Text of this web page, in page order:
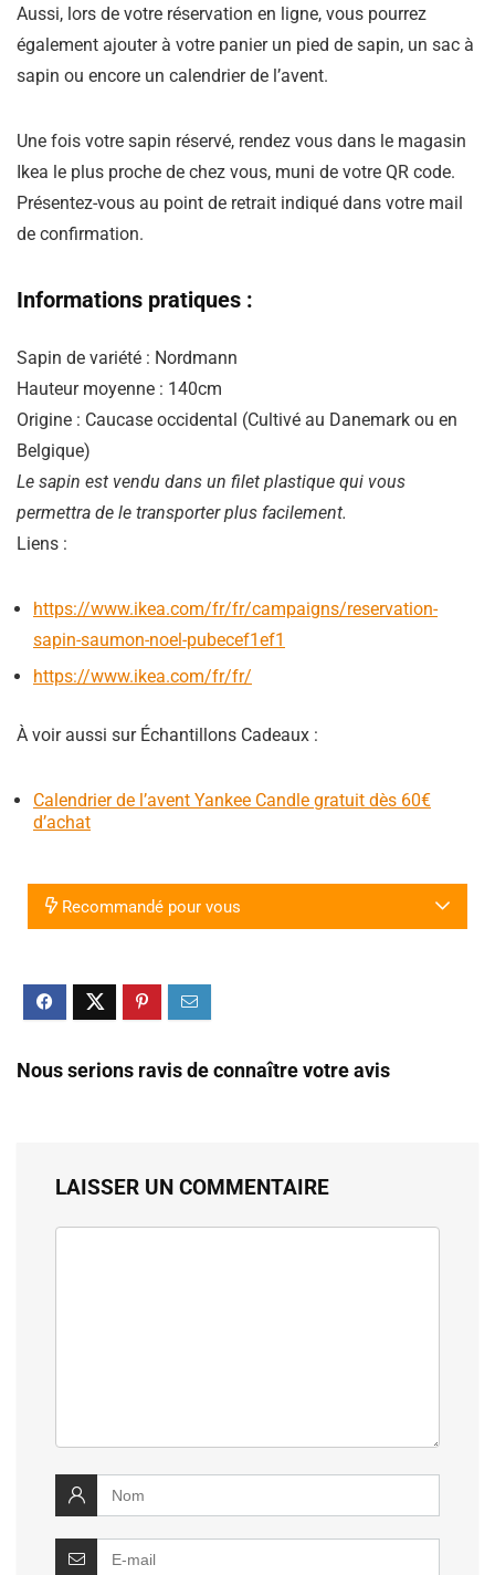
Aussi, lors de votre réservation en ligne, vous pourrez
également ajouter à votre panier un pied de sapin, un sac à
sapin ou encore un calendrier de l’avent.
Une fois votre sapin réservé, rendez vous dans le magasin
Ikea le plus proche de chez vous, muni de votre QR code.
Présentez-vous au point de retrait indiqué dans votre mail
de confirmation.
Informations pratiques :
Sapin de variété : Nordmann
Hauteur moyenne : 140cm
Origine : Caucase occidental (Cultivé au Danemark ou en
Belgique)
Le sapin est vendu dans un filet plastique qui vous
permettra de le transporter plus facilement.
Liens :
https://www.ikea.com/fr/fr/campaigns/reservation-
sapin-saumon-noel-pubecef1ef1
https://www.ikea.com/fr/fr/
À voir aussi sur Échantillons Cadeaux :
Calendrier de l’avent Yankee Candle gratuit dès 60€
d’achat
Recommandé pour vous
Nous serions ravis de connaître votre avis
LAISSER UN COMMENTAIRE